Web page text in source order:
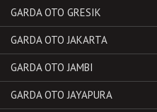
GARDA OTO GRESIK
GARDA OTO JAKARTA
GARDA OTO JAMBI
GARDA OTO JAYAPURA